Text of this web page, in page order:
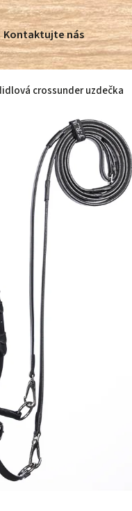
Kontaktujte nás
crossunder uzdečka